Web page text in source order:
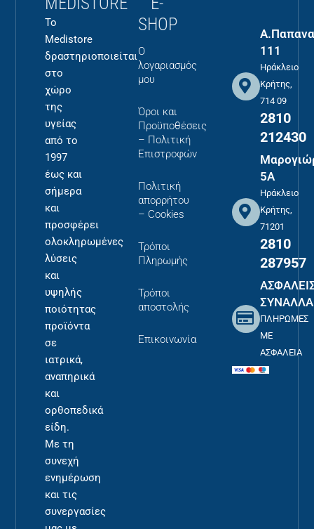
Το
Medistore
δραστηριοποιείται
στο
χώρο
της
υγείας
από το
1997
έως και
σήμερα
και
προσφέρει
ολοκληρωμένες
λύσεις
και
υψηλής
ποιότητας
προϊόντα
σε
ιατρικά,
αναπηρικά
και
ορθοπεδικά
είδη.
Με τη
συνεχή
ενημέρωση
και τις
συνεργασίες
SHOP
Ο
λογαριασμός
μου
Όροι και
Προϋποθέσεις
– Πολιτική
Επιστροφών
Πολιτική
απορρήτου
– Cookies
Τρόποι
Πληρωμής
Τρόποι
αποστολής
Επικοινωνία
111
Ηράκλειο
Κρήτης,
714 09
2810
212430
5Α
Ηράκλειο
Κρήτης,
71201
2810
287957
ΠΛΗΡΩΜΕΣ
ΜΕ
ΑΣΦΑΛΕΙΑ